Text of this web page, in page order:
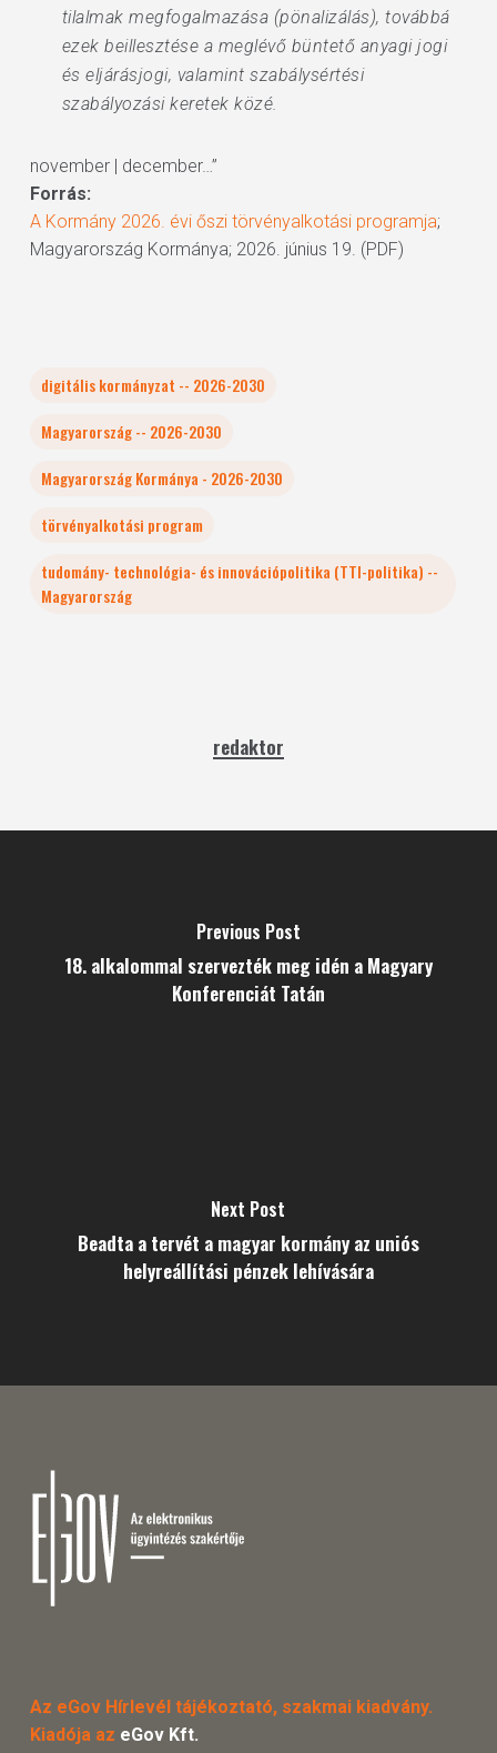
tilalmak megfogalmazása (pönalizálás), továbbá
ezek beillesztése a meglévő büntető anyagi jogi
és eljárásjogi, valamint szabálysértési
szabályozási keretek közé.
november | december…”
Forrás:
A Kormány 2026. évi őszi törvényalkotási programja;
Magyarország Kormánya; 2026. június 19. (PDF)
digitális kormányzat -- 2026-2030
Magyarország -- 2026-2030
Magyarország Kormánya - 2026-2030
törvényalkotási program
tudomány- technológia- és innovációpolitika (TTI-politika) --
Magyarország
redaktor
Previous Post
18. alkalommal szervezték meg idén a Magyary
Konferenciát Tatán
Next Post
Beadta a tervét a magyar kormány az uniós
helyreállítási pénzek lehívására
Az eGov Hírlevél tájékoztató, szakmai kiadvány.
Kiadója az eGov Kft.